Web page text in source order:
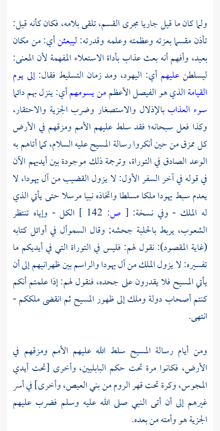
ولما كان ما قيل جاريا مجرى القسم، تلقى بلامه، فكان كأنه قيل:
تأذن مقسما بعزته وعظمته وعلمه وقدرته:ليبعثنأي: من مكان
بعيد، وأفهم أنه بعث عذاب بأداة الاستعلاء المفهمة لأن المعنى:
ليسلطنعليهم أي: اليهود، ومد زمان التسليط فقال:إلى يوم
القيامةالذي هو الفيصل الأعظممن يسومهمأي: ينزل بهم دائما
سوء العذاببالإذلال والاستصغار وضرب الجزية والاحتقار،
وكذا فعل سبحانه؛ فقد سلط عليهم الأمم ومزقهم في الأرض
كل ممزق من حين أنكروا رسالة المسيح عليه السلام، كما أتاهم به
الوعد الصادق في التوراة، وترجمة ذلك موجودة بين أيديهم الآن
في قوله في آخر السفر الأول: لا يزول القضيب من آل يهودا، لا
يعدم سبط يهودا ملكا مسلطا واتخاذه نبيا مرسلا حتى يأتي الذي
له الملك - وفي نسخة: [ ص:
الكل - وإياه تنتظر
الشعوب، يربط بالحلبة جحشه; وقال السموأل في أوائل كتابه
(غاية المقصود): نقول لهم: فليس في التوراة التي في أيديكم ما
تفسيره: لا يزول الملك من آل يهودا والراسم بين ظهرانيهم إلى أن
يأتي المسيح فلا يقدرون على جحده، فنقول لهم: إذا علمتم أنكم
كنتم أصحاب دولة وملك إلى ظهور المسيح ثم انقضى ملككم -
انتهى.
ومن أيام رسالة المسيح سلط الله عليهم الأمم ومزقهم في
الأرض، فكانوا مرة تحت حكم البابليين، وأخرى [تحت أيدي
المجوس، وكرة تحت قهر الروم من بني العيص، وأخرى] في أسر
غيرهم إلى أن أتى النبي صلى الله عليه وسلم فضرب عليهم
الجزية هو وأمته من بعده.